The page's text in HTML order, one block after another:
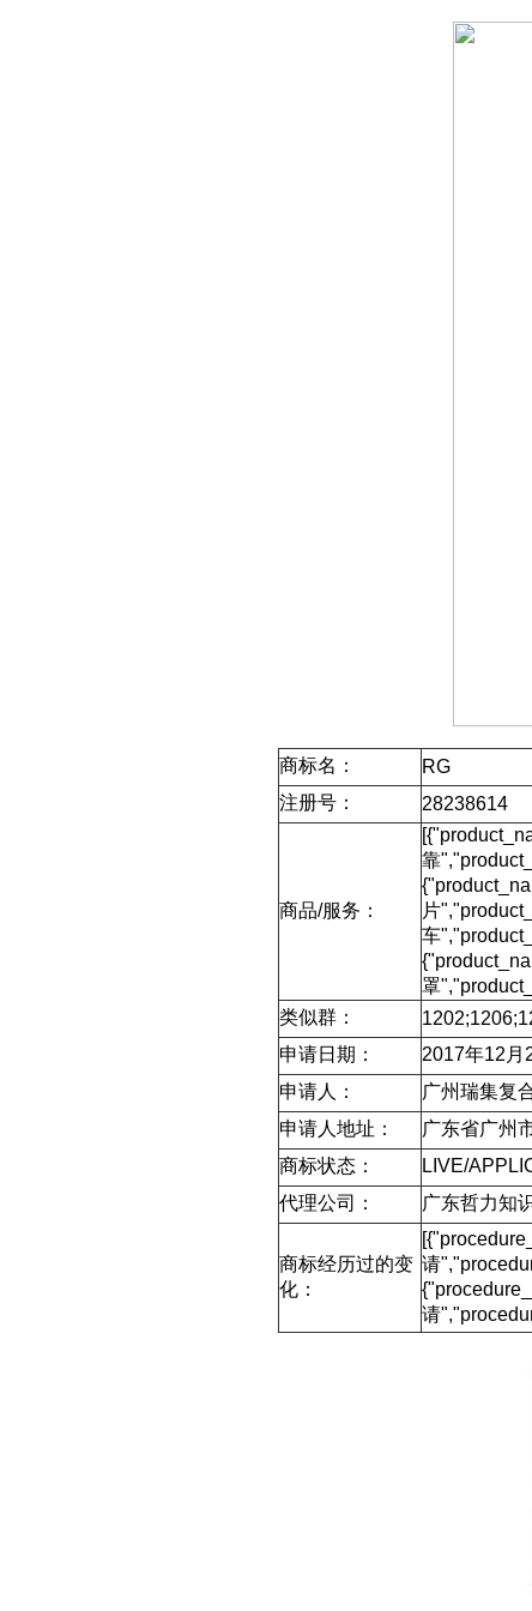
商标名：
RG
注册号：
28238614
商品/服务：
靠
片
车
罩
类似群：
申请日期：
2017年12月
申请人：
广州瑞集复
申请人地址：
广东省广州
商标状态：
LIVE/
代理公司：
广东哲力知
商标经历过的变
化：
请
请